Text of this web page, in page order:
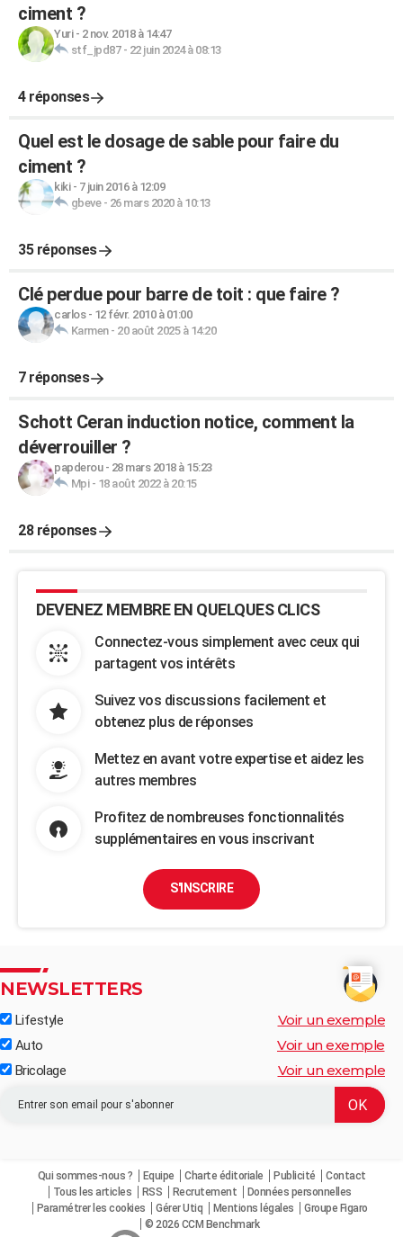
ciment ?
Yuri- 2 nov. 2018 à 14:47
stf_jpd87- 22 juin 2024 à 08:13
4 réponses
Quel est le dosage de sable pour faire du
ciment ?
kiki- 7 juin 2016 à 12:09
gbeve- 26 mars 2020 à 10:13
35 réponses
Clé perdue pour barre de toit : que faire ?
carlos- 12 févr. 2010 à 01:00
Karmen- 20 août 2025 à 14:20
7 réponses
Schott Ceran induction notice, comment la
déverrouiller ?
papderou- 28 mars 2018 à 15:23
Mpi- 18 août 2022 à 20:15
28 réponses
DEVENEZ MEMBRE EN QUELQUES CLICS
Connectez-vous simplement avec ceux qui
partagent vos intérêts
Suivez vos discussions facilement et
obtenez plus de réponses
Mettez en avant votre expertise et aidez les
autres membres
Profitez de nombreuses fonctionnalités
supplémentaires en vous inscrivant
S'INSCRIRE
NEWSLETTERS
Lifestyle Voir un exemple
Auto Voir un exemple
Bricolage Voir un exemple
Qui sommes-nous ? Equipe Charte éditoriale Publicité
Contact
Tous les articles
RSS Recrutement
Données personnelles
Paramétrer les cookies
Gérer Utiq Mentions légales
Groupe Figaro
© 2026 CCM Benchmark